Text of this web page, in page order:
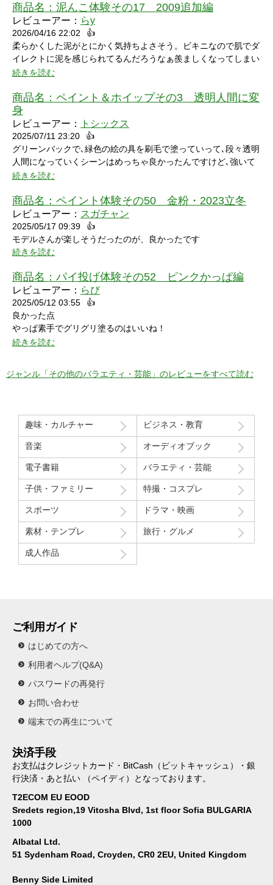
シャワーシーンで「お腹にぶつけられたら声出ちゃうだろうな」
と思っていたところにパイをちょうどぶつけられ「予想が当たっ
たw」と笑ってしまいました。リアクションもクールな見た目に
い悔しさを滲ませながら罰ゲームを受けている姿にドキドキして
しまいました。
商品名： 泥んこ体験その17 2009追加編
レビューアー： らy
2026/04/16 22:02
👍
柔らかくした泥がとにかく気持ちよさそう。ビキニなので肌でダ
イレクトに泥を感じられてるんだろうなぁ羨ましくなってしまい
ました。
続きを読む
商品名： ペイント＆ホイップその3 透明人間に変
身
レビューアー： トシックス
2025/07/11 23:20
👍
グリーンバックで､緑色の絵の具を刷毛で塗っていって､段々透明
人間になっていくシーンはめっちゃ良かったんですけど､強いて
言うなら､上半身だけで無くて､全身も透明になる所も見てみたい
続きを読む
商品名： ペイント体験その50 金粉・2023立冬
レビューアー： スガチャン
2025/05/17 09:39
👍
モデルさんが楽しそうだったのが、良かったです
続きを読む
商品名： パイ投げ体験その52 ピンクかっぱ編
レビューアー： らび
2025/05/12 03:55
👍
良かった点
やっぱ素手でグリグリ塗るのはいいね！
特に21分の途中からとてもいい感じ！
う」という趣旨の発言と「パイを食らう事はなんとも無い」とい
う趣旨の２つの部分ちょっと気分下がってしまったw
Route207さんいつも良い作品をありがとうございます！
初レビューですが、よく購入させて貰ってます！
続きを読む
ジャンル「その他のバラエティ・芸能」のレビューをすべて読む
趣味・カルチャー ビジネス・教育
音楽 オーディオブック
電子書籍 バラエティ・芸能
子供・ファミリー 特撮・コスプレ
スポーツ ドラマ・映画
素材・テンプレ 旅行・グルメ
成人作品
ご利用ガイド
はじめての方へ
利用者ヘルプ(Q&A)
パスワードの再発行
お問い合わせ
端末での再生について
決済手段
お支払はクレジットカード・BitCash（ビットキャッシュ）・銀
行決済・あと払い （ペイディ）となっております。
T2ECOM EU EOOD
Sredets region,19 Vitosha Blvd, 1st floor Sofia BULGARIA
1000
Albatal Ltd.
51 Sydenham Road, Croyden, CR0 2EU, United Kingdom
Benny Side Limited